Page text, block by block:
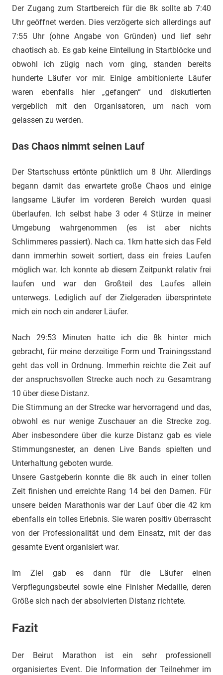
Der Zugang zum Startbereich für die 8k sollte ab 7:40
Uhr geöffnet werden. Dies verzögerte sich allerdings auf
7:55 Uhr (ohne Angabe von Gründen) und lief sehr
chaotisch ab. Es gab keine Einteilung in Startblöcke und
obwohl ich zügig nach vorn ging, standen bereits
hunderte Läufer vor mir. Einige ambitionierte Läufer
waren ebenfalls hier „gefangen“ und diskutierten
vergeblich mit den Organisatoren, um nach vorn
gelassen zu werden.
Das Chaos nimmt seinen Lauf
Der Startschuss ertönte pünktlich um 8 Uhr. Allerdings
begann damit das erwartete große Chaos und einige
langsame Läufer im vorderen Bereich wurden quasi
überlaufen. Ich selbst habe 3 oder 4 Stürze in meiner
Umgebung wahrgenommen (es ist aber nichts
Schlimmeres passiert). Nach ca. 1km hatte sich das Feld
dann immerhin soweit sortiert, dass ein freies Laufen
möglich war. Ich konnte ab diesem Zeitpunkt relativ frei
laufen und war den Großteil des Laufes allein
unterwegs. Lediglich auf der Zielgeraden übersprintete
mich ein noch ein anderer Läufer.
Nach 29:53 Minuten hatte ich die 8k hinter mich
gebracht, für meine derzeitige Form und Trainingsstand
geht das voll in Ordnung. Immerhin reichte die Zeit auf
der anspruchsvollen Strecke auch noch zu Gesamtrang
10 über diese Distanz.
Die Stimmung an der Strecke war hervorragend und das,
obwohl es nur wenige Zuschauer an die Strecke zog.
Aber insbesondere über die kurze Distanz gab es viele
Stimmungsnester, an denen Live Bands spielten und
Unterhaltung geboten wurde.
Unsere Gastgeberin konnte die 8k auch in einer tollen
Zeit finishen und erreichte Rang 14 bei den Damen. Für
unsere beiden Marathonis war der Lauf über die 42 km
ebenfalls ein tolles Erlebnis. Sie waren positiv überrascht
von der Professionalität und dem Einsatz, mit der das
gesamte Event organisiert war.
Im Ziel gab es dann für die Läufer einen
Verpflegungsbeutel sowie eine Finisher Medaille, deren
Größe sich nach der absolvierten Distanz richtete.
Fazit
Der Beirut Marathon ist ein sehr professionell
organisiertes Event. Die Information der Teilnehmer im